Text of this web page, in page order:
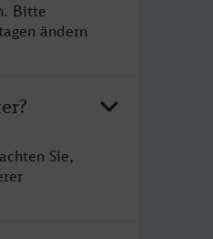
Bitte
ändern
Sie,